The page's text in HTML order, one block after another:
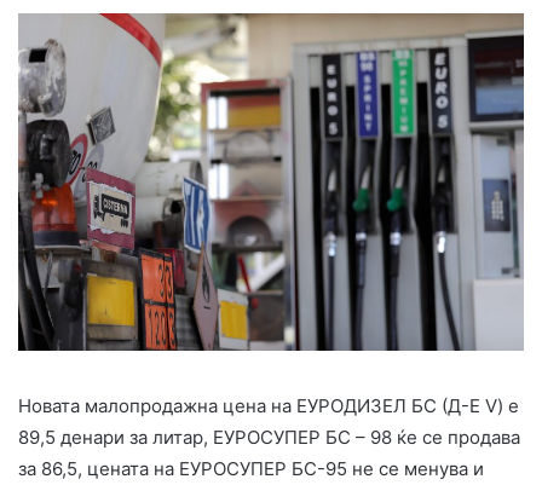
Новата малопродажна цена на ЕУРОДИЗЕЛ БС (Д-Е V) е
89,5 денари за литар, ЕУРОСУПЕР БС – 98 ќе се продава
за 86,5, цената на ЕУРОСУПЕР БС-95 не се менува и